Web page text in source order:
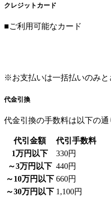
クレジットカード
■ご利用可能なカード
※お支払いは一括払いのみと
代金引換
代金引換の手数料は以下の通
代引金額
代引手数料
1万円以下
330円
～3万円以下 440円
～10万円以下 660円
～30万円以下 1,100円